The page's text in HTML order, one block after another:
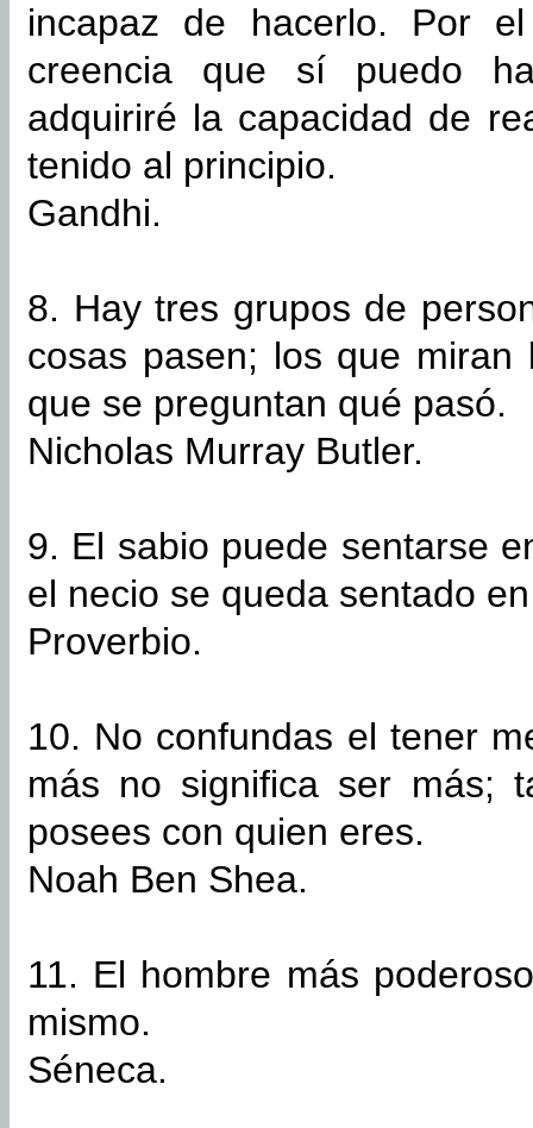
incapaz de hacerlo. Por
creencia que sí puedo
adquiriré la capacidad de
tenido al principio.
Gandhi.
8. Hay tres grupos de
cosas pasen; los que
que se preguntan qué pasó.
Nicholas Murray Butler.
9. El sabio puede sentarse
el necio se queda sentado
Proverbio.
10. No confundas el tener
más no significa ser más;
posees con quien eres.
Noah Ben Shea.
11. El hombre más
mismo.
Séneca.